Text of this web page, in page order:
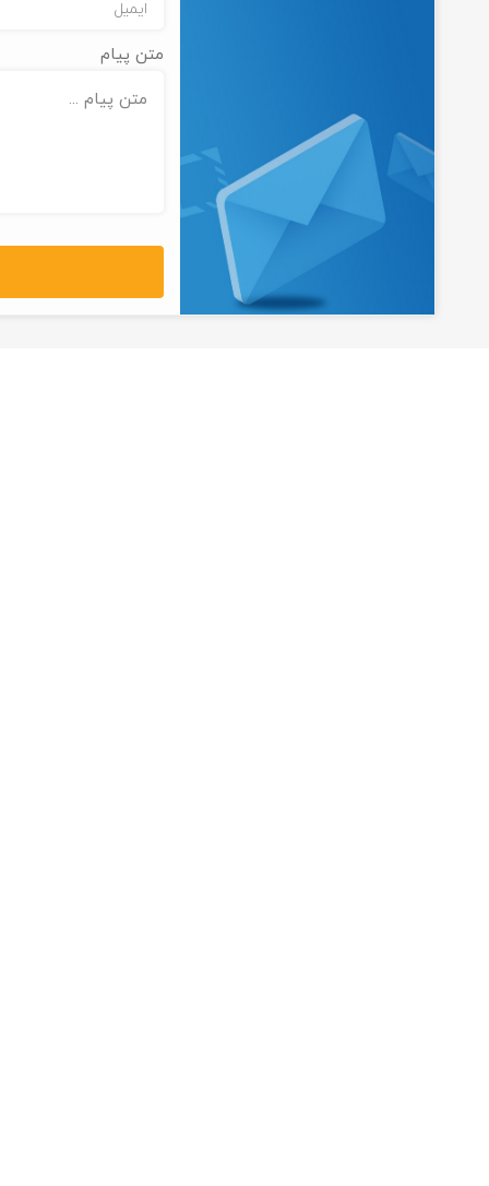
متن پیام